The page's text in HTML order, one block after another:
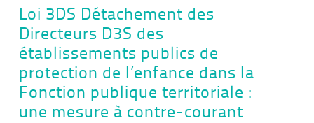
Loi 3DS Détachement des
Directeurs D3S des
établissements publics de
protection de l’enfance dans la
Fonction publique territoriale :
une mesure à contre-courant